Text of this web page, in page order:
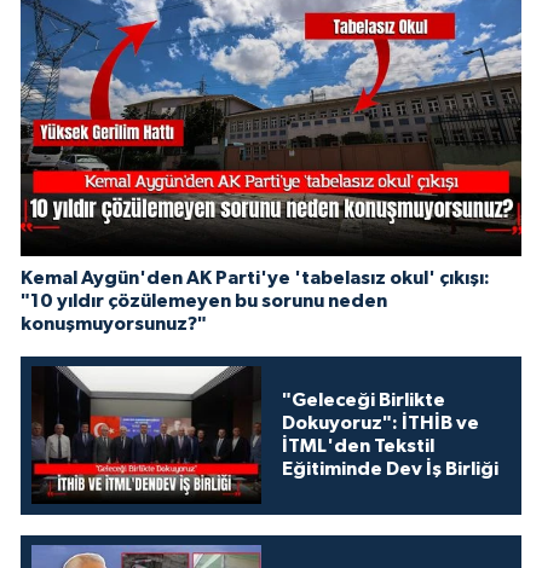
Kemal Aygün'den AK Parti'ye 'tabelasız okul' çıkışı:
"10 yıldır çözülemeyen bu sorunu neden
konuşmuyorsunuz?"
"Geleceği Birlikte
Dokuyoruz": İTHİB ve
İTML'den Tekstil
Eğitiminde Dev İş Birliği